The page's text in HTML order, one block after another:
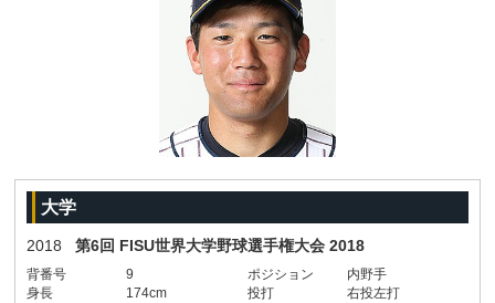
大学
2018 第6回 FISU世界大学野球選手権大会 2018
背番号 9 ポジション
内野手
身長
174cm 投打
右投左打